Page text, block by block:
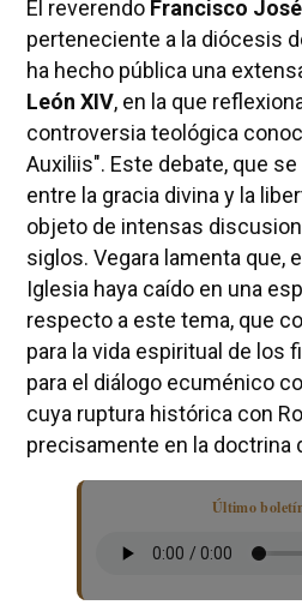
El reverendo Francisco
perteneciente a la diócesis
ha hecho pública una
León XIV, en la que
controversia teológica
Auxiliis". Este debate, que
entre la gracia divina y la
objeto de intensas
siglos. Vegara lamenta que,
Iglesia haya caído en una
respecto a este tema, que
para la vida espiritual de los
para el diálogo ecuménico
cuya ruptura histórica con
precisamente en la doctrina
Último